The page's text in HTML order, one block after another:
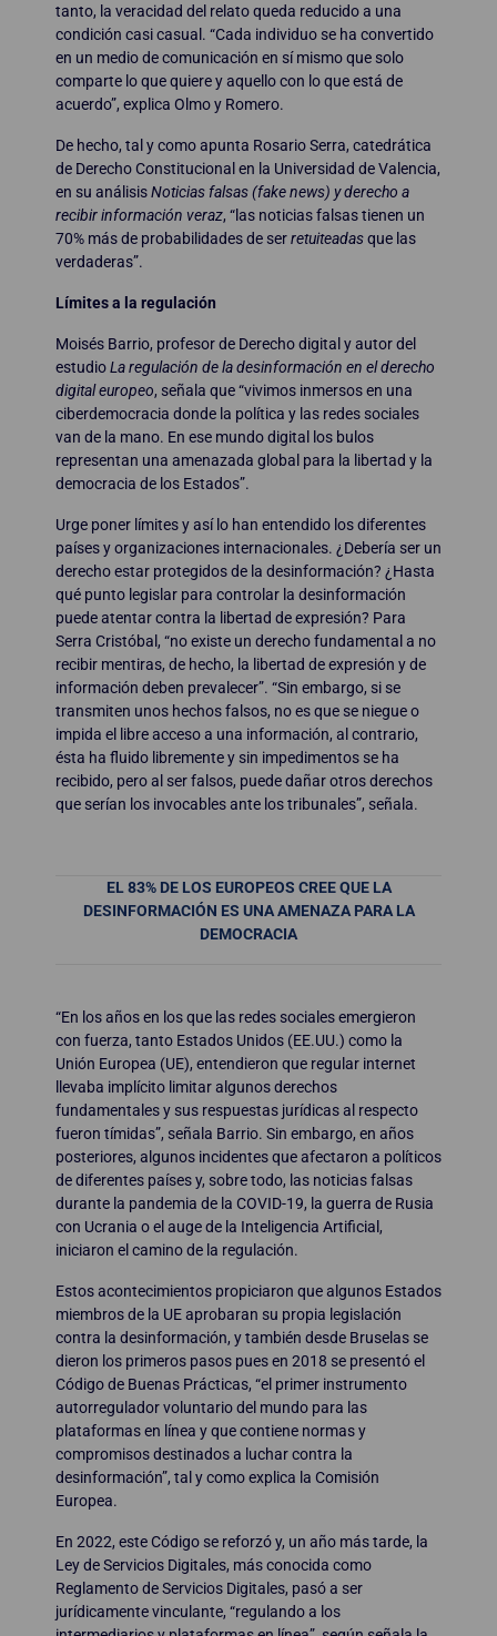
tanto, la veracidad del relato queda reducido a una
condición casi casual. “Cada individuo se ha convertido
en un medio de comunicación en sí mismo que solo
comparte lo que quiere y aquello con lo que está de
acuerdo”, explica Olmo y Romero.
De hecho, tal y como apunta Rosario Serra, catedrática
de Derecho Constitucional en la Universidad de Valencia,
en su análisisNoticias falsas (fake news) y derecho a
recibir información veraz, “las noticias falsas tienen un
70% más de probabilidades de serretuiteadasque las
verdaderas”.
Límites a la regulación
Moisés Barrio, profesor de Derecho digital y autor del
estudioLa regulación de la desinformación en el derecho
digital europeo, señala que “vivimos inmersos en una
ciberdemocracia donde la política y las redes sociales
van de la mano. En ese mundo digital los bulos
representan una amenazada global para la libertad y la
democracia de los Estados”.
Urge poner límites y así lo han entendido los diferentes
países y organizaciones internacionales. ¿Debería ser un
derecho estar protegidos de la desinformación? ¿Hasta
qué punto legislar para controlar la desinformación
puede atentar contra la libertad de expresión? Para
Serra Cristóbal, “no existe un derecho fundamental a no
recibir mentiras, de hecho, la libertad de expresión y de
información deben prevalecer”. “Sin embargo, si se
transmiten unos hechos falsos, no es que se niegue o
impida el libre acceso a una información, al contrario,
ésta ha fluido libremente y sin impedimentos se ha
recibido, pero al ser falsos, puede dañar otros derechos
que serían los invocables ante los tribunales”, señala.
EL 83% DE LOS EUROPEOS CREE QUE LA
DESINFORMACIÓN ES UNA AMENAZA PARA LA
DEMOCRACIA
“En los años en los que las redes sociales emergieron
con fuerza, tanto Estados Unidos (EE.UU.) como la
Unión Europea (UE), entendieron que regular internet
llevaba implícito limitar algunos derechos
fundamentales y sus respuestas jurídicas al respecto
fueron tímidas”, señala Barrio. Sin embargo, en años
posteriores, algunos incidentes que afectaron a políticos
de diferentes países y, sobre todo, las noticias falsas
durante la pandemia de la COVID-19, la guerra de Rusia
con Ucrania o el auge de la Inteligencia Artificial,
iniciaron el camino de la regulación.
Estos acontecimientos propiciaron que algunos Estados
miembros de la UE aprobaran su propia legislación
contra la desinformación, y también desde Bruselas se
dieron los primeros pasos pues en 2018 se presentó el
Código de Buenas Prácticas, “el primer instrumento
autorregulador voluntario del mundo para las
plataformas en línea y que contiene normas y
compromisos destinados a luchar contra la
desinformación”, tal y como explica la Comisión
Europea.
En 2022, este Código se reforzó y, un año más tarde, la
Ley de Servicios Digitales, más conocida como
Reglamento de Servicios Digitales, pasó a ser
jurídicamente vinculante, “regulando a los